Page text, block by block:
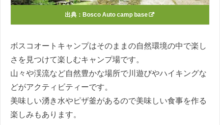
出典： Bosco Auto camp base
ボスコオートキャンプはそのままの自然環境の中で楽し
さを見つけて楽しむキャンプ場です。
山々や渓流など自然豊かな場所で川遊びやハイキングな
どがアクティビティーです。
美味しい湧き水やピザ釜があるので美味しい食事を作る
楽しみもあります。